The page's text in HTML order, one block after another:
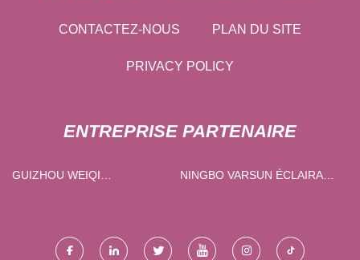
CONTACTEZ-NOUS PLAN DU SITE
PRIVACY POLICY
ENTREPRISE PARTENAIRE
GUIZHOU WEIQI
NINGBO VARSUN ÉCLAIRAGE